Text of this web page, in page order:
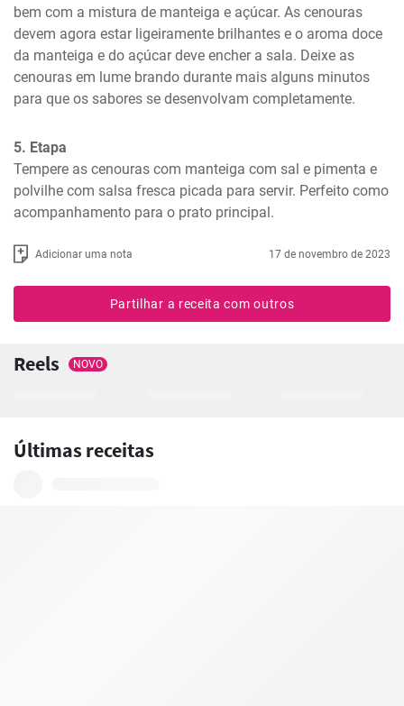
bem com a mistura de manteiga e açúcar. As cenouras
devem agora estar ligeiramente brilhantes e o aroma doce
da manteiga e do açúcar deve encher a sala. Deixe as
cenouras em lume brando durante mais alguns minutos
para que os sabores se desenvolvam completamente.
5. Etapa
Tempere as cenouras com manteiga com sal e pimenta e
polvilhe com salsa fresca picada para servir. Perfeito como
acompanhamento para o prato principal.
Adicionar uma nota 17 de novembro de 2023
Partilhar a receita com outros
Reels NOVO
Últimas receitas